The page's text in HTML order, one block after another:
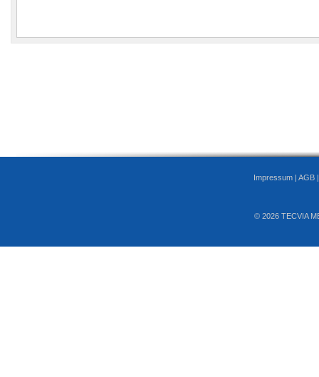
Impressum | AGB
© 2026 TECVIA